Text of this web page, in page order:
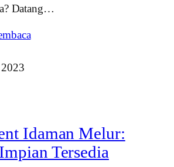
Datang…
Idaman Melur:
Tersedia